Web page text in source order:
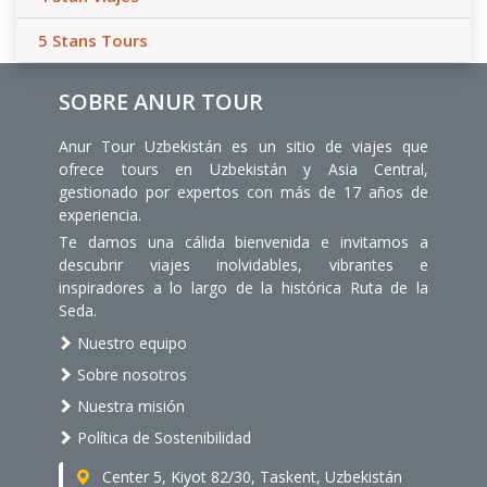
5 Stans Tours
SOBRE ANUR TOUR
Anur Tour Uzbekistán es un sitio de viajes que
ofrece tours en Uzbekistán y Asia Central,
gestionado por expertos con más de 17 años de
experiencia.
Te damos una cálida bienvenida e invitamos a
descubrir viajes inolvidables, vibrantes e
inspiradores a lo largo de la histórica Ruta de la
Seda.
Nuestro equipo
Sobre nosotros
Nuestra misión
Política de Sostenibilidad
Center 5, Kiyot 82/30, Taskent, Uzbekistán